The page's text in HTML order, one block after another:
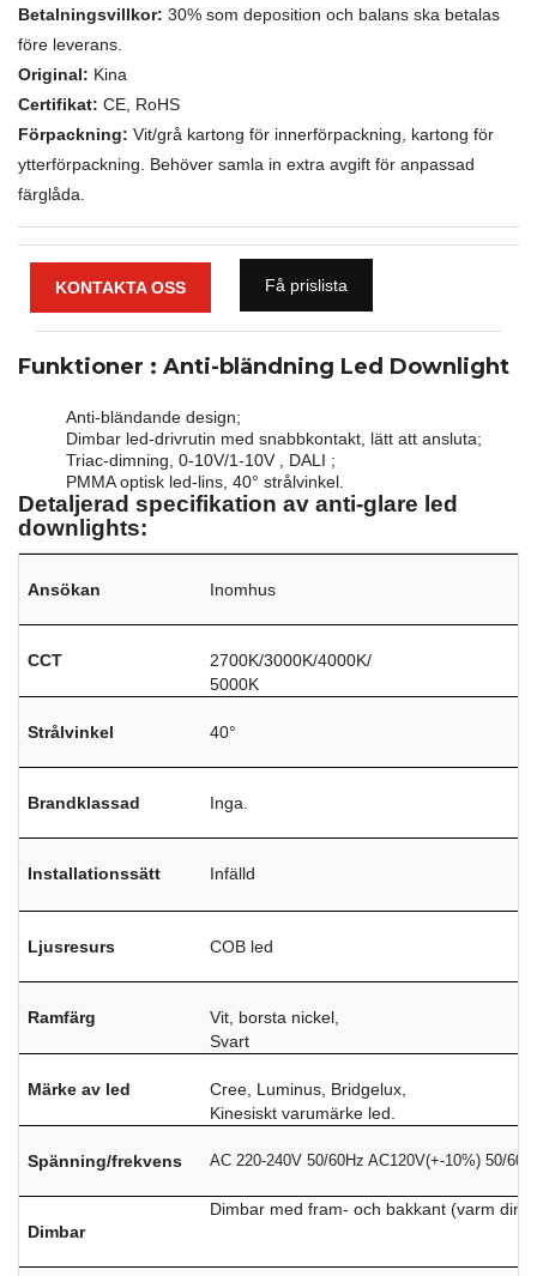
Betalningsvillkor: 30% som deposition och balans ska betalas
före leverans.
Original: Kina
Certifikat: CE, RoHS
Förpackning: Vit/grå kartong för innerförpackning, kartong för
ytterförpackning. Behöver samla in extra avgift för anpassad
färglåda.
KONTAKTA OSS Få prislista
Funktioner : Anti-bländning Led Downlight
Anti-bländande design;
Dimbar led-drivrutin med snabbkontakt, lätt att ansluta;
Triac-dimning, 0-10V/1-10V , DALI ;
PMMA optisk led-lins, 40° strålvinkel.
Detaljerad specifikation av anti-glare led
downlights:
Ansökan Inomhus
CCT
2700K/3000K/4000K/
5000K
Strålvinkel 40°
Brandklassad Inga.
Installationssätt Infälld
Ljusresurs COB led
Ramfärg
Vit, borsta nickel,
Svart
Märke av led
Cree, Luminus, Bridgelux,
Kinesiskt varumärke led.
Spänning/frekvens AC 220-240V 50/60Hz AC120V(+-10%) 50/
Dimbar
Dimbar med fram- och bakkant (varm